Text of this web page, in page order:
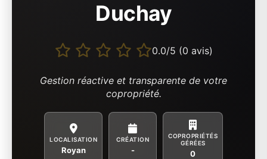
Duchay
0.0/5 (0 avis)
Gestion réactive et transparente de votre
copropriété.
LOCALISATION
Royan
CRÉATION
-
COPROPRIÉTÉS
GÉRÉES
0